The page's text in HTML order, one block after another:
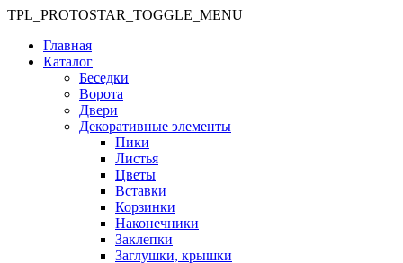
TPL_PROTOSTAR_TOGGLE_MENU
Главная
Каталог
Беседки
Ворота
Двери
Декоративные элементы
Пики
Листья
Цветы
Вставки
Корзинки
Наконечники
Заклепки
Заглушки, крышки